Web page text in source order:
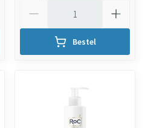
Bestel